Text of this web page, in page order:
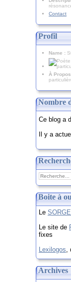
Contact
Profil
Name :
À
Nombre
Ce blog a
Il y a
Boite à
Le
Le site de
fixes
Lexilogos,
Archives